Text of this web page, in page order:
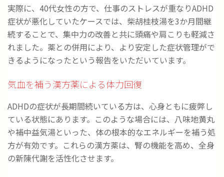
実際に、40代女性の方で、仕事のストレスが重なりADHD
症状が悪化していたケースでは、柴胡桂枝湯を3か月間継
続することで、集中力の改善と共に頭痛や肩こりも軽減さ
れました。薬との併用により、より安定した症状管理がで
きるようになったという報告をいただいています。
気血を補う漢方薬による体力回復
ADHDの症状が長期間続いている方は、心身ともに疲弊し
ている状態にあります。このような場合には、八味地黄丸
や補中益気湯といった、体の根本的なエネルギーを補う処
方が有効です。これらの漢方薬は、腎の機能を高め、全身
の新陳代謝を活性化させます。